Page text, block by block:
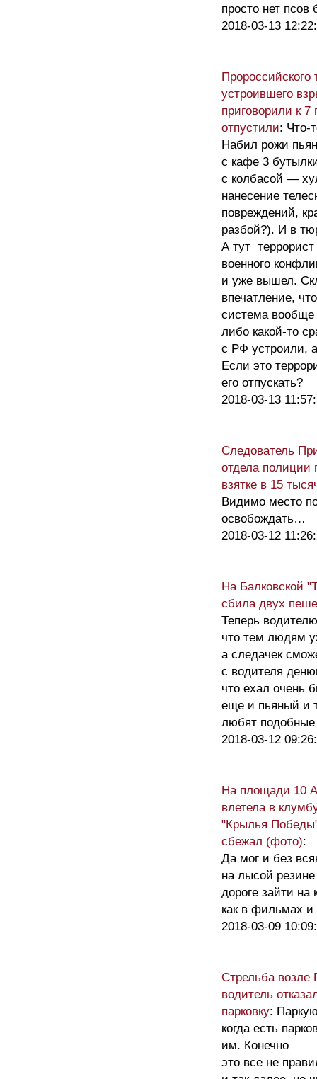
просто нет
2018-03-13
Пророссийского
устроившего
приговорили к 7
отпустили: Что-
Набил рожи
с кафе 3
с колбасой —
нанесение
повреждений,
разбой?). И в
А тут
военного
и уже вышел.
впечатление,
система вообще
либо какой-то
с РФ устроили,
Если это
его отпускать?
2018-03-13
Следователь
отдела полиции
взятке в 15
Видимо место
освобождать…
2018-03-12
На Балковской
сбила двух
Теперь
что тем людям
а следачек
с водителя
что ехал очень
еще и пьяный и
любят
2018-03-12
На площади 10
влетела в
"Крылья
сбежал (фото):
Да мог и без
на лысой
дороге зайти на
как в фильмах
2018-03-09
Стрельба возле
водитель
парковку:
когда есть
им. Конечно
это все не